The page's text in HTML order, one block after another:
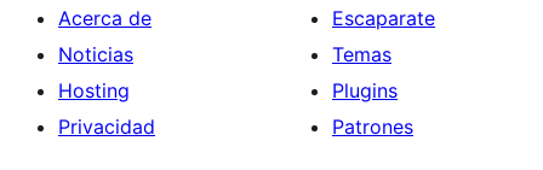
Acerca de
Noticias
Hosting
Privacidad
Escaparate
Temas
Plugins
Patrones